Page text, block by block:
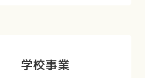
学校事業